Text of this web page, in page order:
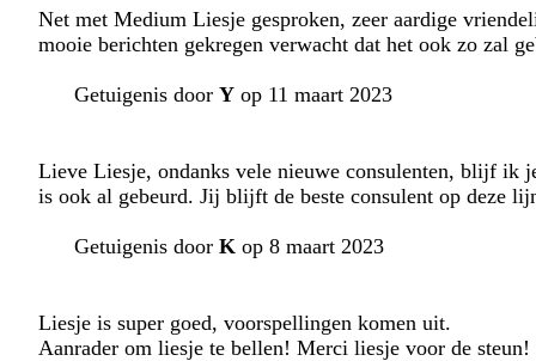
Net met Medium Liesje gesproken, zeer aardige
mooie berichten gekregen verwacht dat het ook zo zal
Getuigenis door Y op 11 maart 2023
Lieve Liesje, ondanks vele nieuwe consulenten, blijf ik
is ook al gebeurd. Jij blijft de beste consulent op deze
Getuigenis door K op 8 maart 2023
Liesje is super goed, voorspellingen komen uit.
Aanrader om liesje te bellen! Merci liesje voor de steun!